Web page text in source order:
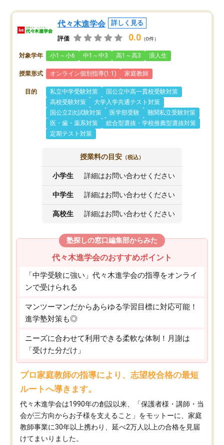
代々木進学会 詳しく見る
評価 0.0 （0件）
対象学年 小1～小6 中1～中3 高1～高3 浪人生
授業形式 オンライン個別指導(1:1) 家庭教師
目的 私立中学受験対策
国公立中高一貫校受験対策
高校受験対策
大学入学共通テスト対策
国公立2次試験対策
医学部受験
難関私立受験対策
医・歯・薬系対策
総合型選抜・学校推薦型選抜対策
定期テスト対策
授業料の目安 （税込）
小学生 詳細はお問い合わせください
中学生 詳細はお問い合わせください
高校生 詳細はお問い合わせください
塾探しの窓口編集部からみた
代々木進学会のおすすめポイント
「中学受験に強い」代々木進学会の指導をオンライ
ンで受けられる
マンツーマンだからあらゆる学習目標に対応可能！
進学塾対策も◎
ニーズに合わせて利用できる柔軟な体制！月謝は
「受けた分だけ」
プロ家庭教師の指導により、志望校合格の最短
ルートへ導きます。
代々木進学会は1990年の創設以来、「保護者様・講師・当
会が三方向からお子様を支えること」をモットーに、家庭
教師事業に30年以上携わり、延べ2万人以上の合格を見届
けてまいりました。